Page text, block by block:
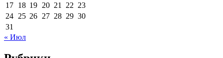
17 18 19 20 21 22 23
24 25 26 27 28 29 30
31
« Июл